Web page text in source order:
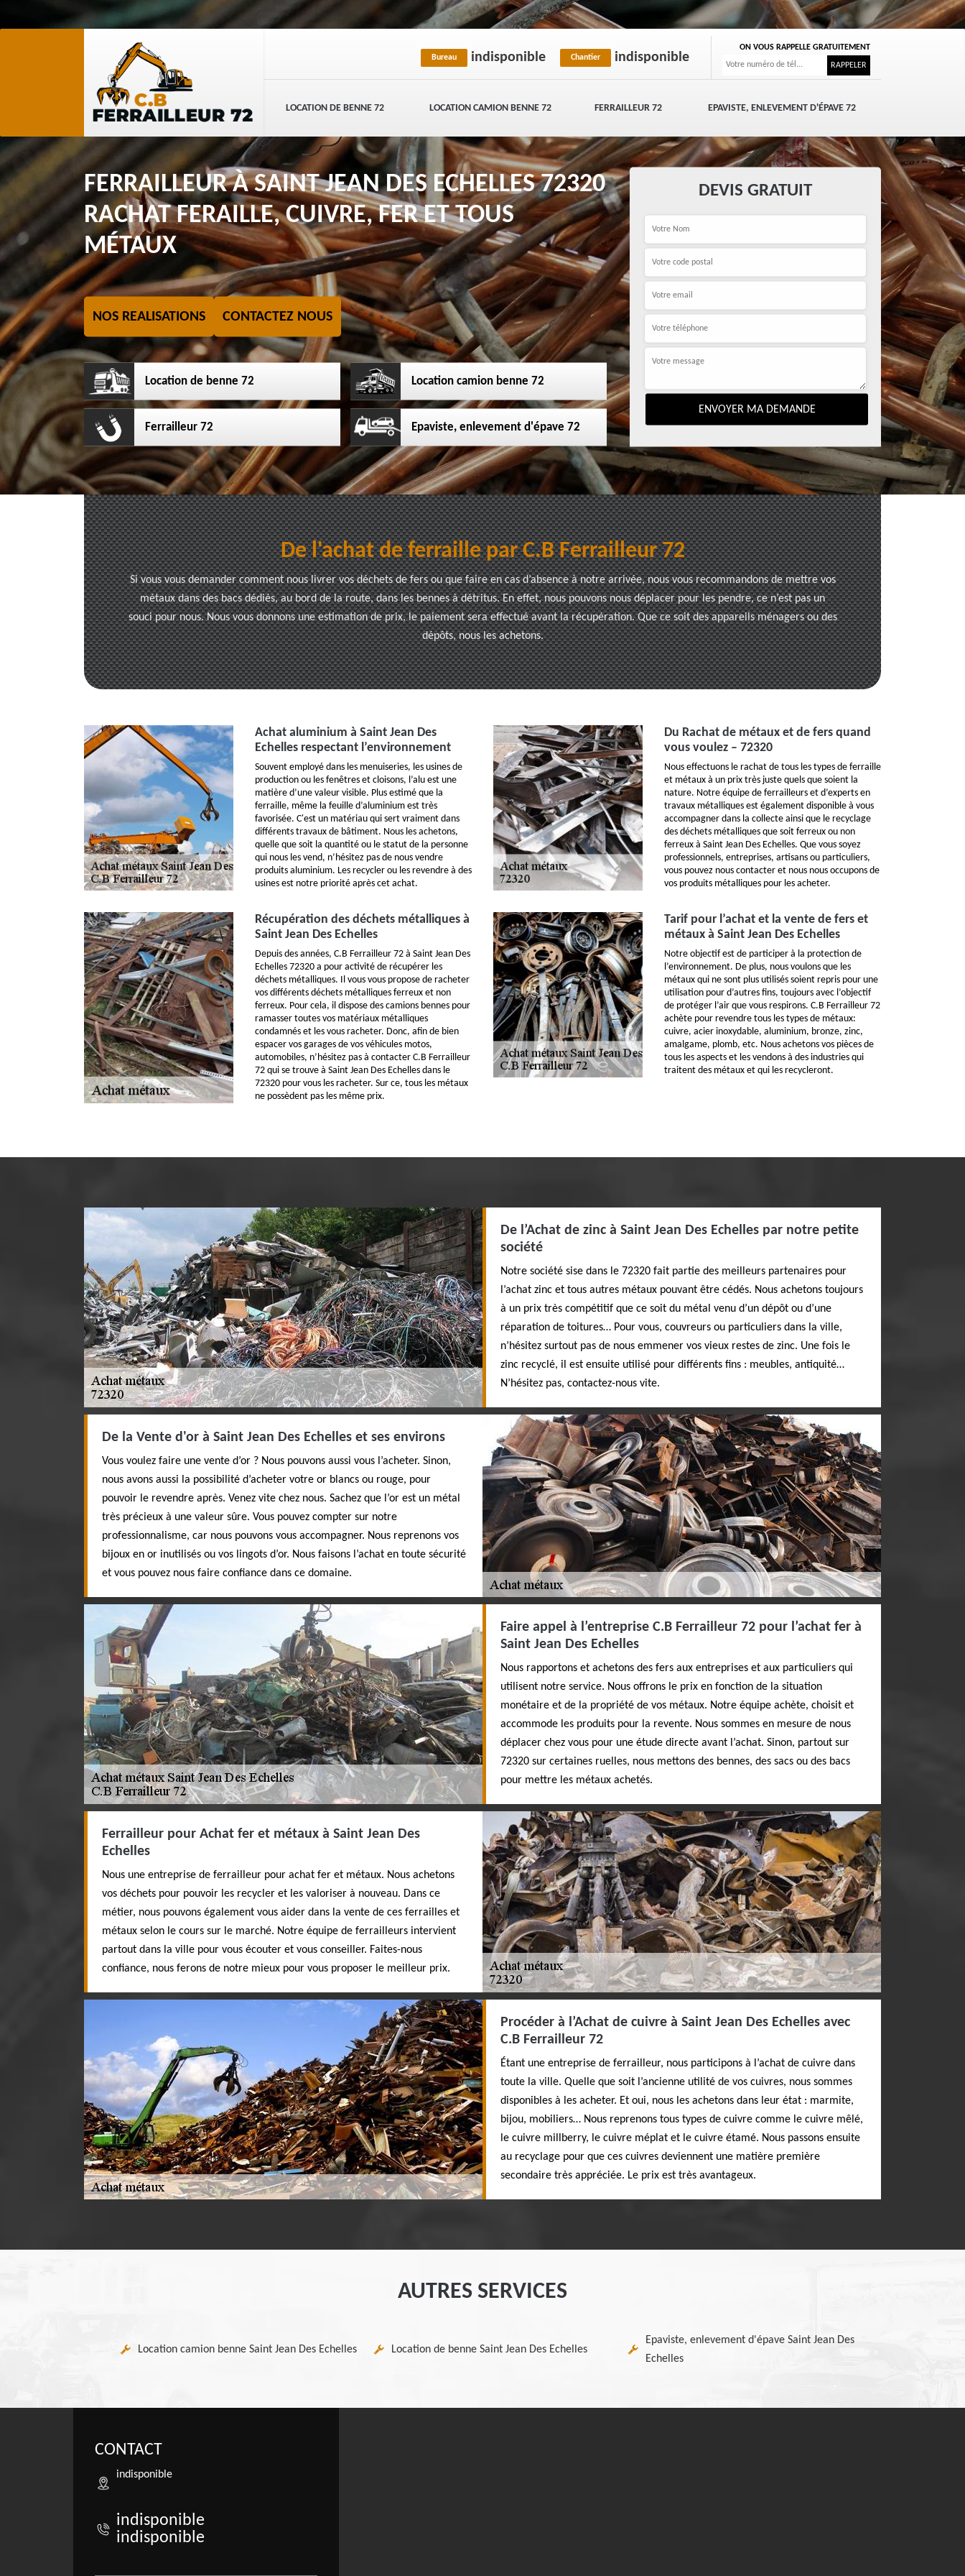
LOCATION DE BENNE 72 LOCATION CAMION BENNE 72 FERRAILLEUR 72 EPAVISTE, ENLEVEMENT D'ÉPAVE 72
Bureau indisponible Chantier indisponible
ON VOUS RAPPELLE GRATUITEMENT
FERRAILLEUR À SAINT JEAN DES ECHELLES 72320
RACHAT FERAILLE, CUIVRE, FER ET TOUS
MÉTAUX
NOS REALISATIONS CONTACTEZ NOUS
Location de benne 72 Location camion benne 72
Ferrailleur 72 Epaviste, enlevement d'épave 72
DEVIS GRATUIT
De l'achat de ferraille par C.B Ferrailleur 72
Si vous vous demander comment nous livrer vos déchets de fers ou que faire en cas d’absence à notre arrivée, nous vous recommandons de mettre vos
métaux dans des bacs dédiés, au bord de la route, dans les bennes à détritus. En effet, nous pouvons nous déplacer pour les pendre, ce n’est pas un
souci pour nous. Nous vous donnons une estimation de prix, le paiement sera effectué avant la récupération. Que ce soit des appareils ménagers ou des
dépôts, nous les achetons.
Achat aluminium à Saint Jean Des
Echelles respectant l’environnement
Souvent employé dans les menuiseries, les usines de
production ou les fenêtres et cloisons, l’alu est une
matière d’une valeur visible. Plus estimé que la
ferraille, même la feuille d’aluminium est très
favorisée. C'est un matériau qui sert vraiment dans
différents travaux de bâtiment. Nous les achetons,
quelle que soit la quantité ou le statut de la personne
qui nous les vend, n’hésitez pas de nous vendre
produits aluminium. Les recycler ou les revendre à des
usines est notre priorité après cet achat.
Du Rachat de métaux et de fers quand
vous voulez – 72320
Nous effectuons le rachat de tous les types de ferraille
et métaux à un prix très juste quels que soient la
nature. Notre équipe de ferrailleurs et d’experts en
travaux métalliques est également disponible à vous
accompagner dans la collecte ainsi que le recyclage
des déchets métalliques que soit ferreux ou non
ferreux à Saint Jean Des Echelles. Que vous soyez
professionnels, entreprises, artisans ou particuliers,
vous pouvez nous contacter et nous nous occupons de
vos produits métalliques pour les acheter.
Récupération des déchets métalliques à
Saint Jean Des Echelles
Depuis des années, C.B Ferrailleur 72 à Saint Jean Des
Echelles 72320 a pour activité de récupérer les
déchets métalliques. Il vous vous propose de racheter
vos différents déchets métalliques ferreux et non
ferreux. Pour cela, il dispose des camions bennes pour
ramasser toutes vos matériaux métalliques
condamnés et les vous racheter. Donc, afin de bien
espacer vos garages de vos véhicules motos,
automobiles, n’hésitez pas à contacter C.B Ferrailleur
72 qui se trouve à Saint Jean Des Echelles dans le
72320 pour vous les racheter. Sur ce, tous les métaux
ne possèdent pas les même prix.
Tarif pour l’achat et la vente de fers et
métaux à Saint Jean Des Echelles
Notre objectif est de participer à la protection de
l’environnement. De plus, nous voulons que les
métaux qui ne sont plus utilisés soient repris pour une
utilisation pour d’autres fins, toujours avec l’objectif
de protéger l’air que vous respirons. C.B Ferrailleur 72
achète pour revendre tous les types de métaux:
cuivre, acier inoxydable, aluminium, bronze, zinc,
amalgame, plomb, etc. Nous achetons vos pièces de
tous les aspects et les vendons à des industries qui
traitent des métaux et qui les recycleront.
De l’Achat de zinc à Saint Jean Des Echelles par notre petite
société
Notre société sise dans le 72320 fait partie des meilleurs partenaires pour
l’achat zinc et tous autres métaux pouvant être cédés. Nous achetons toujours
à un prix très compétitif que ce soit du métal venu d’un dépôt ou d’une
réparation de toitures… Pour vous, couvreurs ou particuliers dans la ville,
n’hésitez surtout pas de nous emmener vos vieux restes de zinc. Une fois le
zinc recyclé, il est ensuite utilisé pour différents fins : meubles, antiquité…
N’hésitez pas, contactez-nous vite.
De la Vente d'or à Saint Jean Des Echelles et ses environs
Vous voulez faire une vente d’or ? Nous pouvons aussi vous l’acheter. Sinon,
nous avons aussi la possibilité d’acheter votre or blancs ou rouge, pour
pouvoir le revendre après. Venez vite chez nous. Sachez que l’or est un métal
très précieux à une valeur sûre. Vous pouvez compter sur notre
professionnalisme, car nous pouvons vous accompagner. Nous reprenons vos
bijoux en or inutilisés ou vos lingots d’or. Nous faisons l’achat en toute sécurité
et vous pouvez nous faire confiance dans ce domaine.
Faire appel à l’entreprise C.B Ferrailleur 72 pour l’achat fer à
Saint Jean Des Echelles
Nous rapportons et achetons des fers aux entreprises et aux particuliers qui
utilisent notre service. Nous offrons le prix en fonction de la situation
monétaire et de la propriété de vos métaux. Notre équipe achète, choisit et
accommode les produits pour la revente. Nous sommes en mesure de nous
déplacer chez vous pour une étude directe avant l’achat. Sinon, partout sur
72320 sur certaines ruelles, nous mettons des bennes, des sacs ou des bacs
pour mettre les métaux achetés.
Ferrailleur pour Achat fer et métaux à Saint Jean Des
Echelles
Nous une entreprise de ferrailleur pour achat fer et métaux. Nous achetons
vos déchets pour pouvoir les recycler et les valoriser à nouveau. Dans ce
métier, nous pouvons également vous aider dans la vente de ces ferrailles et
métaux selon le cours sur le marché. Notre équipe de ferrailleurs intervient
partout dans la ville pour vous écouter et vous conseiller. Faites-nous
confiance, nous ferons de notre mieux pour vous proposer le meilleur prix.
Procéder à l’Achat de cuivre à Saint Jean Des Echelles avec
C.B Ferrailleur 72
Étant une entreprise de ferrailleur, nous participons à l’achat de cuivre dans
toute la ville. Quelle que soit l’ancienne utilité de vos cuivres, nous sommes
disponibles à les acheter. Et oui, nous les achetons dans leur état : marmite,
bijou, mobiliers… Nous reprenons tous types de cuivre comme le cuivre mêlé,
le cuivre millberry, le cuivre méplat et le cuivre étamé. Nous passons ensuite
au recyclage pour que ces cuivres deviennent une matière première
secondaire très appréciée. Le prix est très avantageux.
AUTRES SERVICES
Location camion benne Saint Jean Des Echelles Location de benne Saint Jean Des Echelles
Epaviste, enlevement d'épave Saint Jean Des
Echelles
CONTACT
indisponible
indisponible
indisponible